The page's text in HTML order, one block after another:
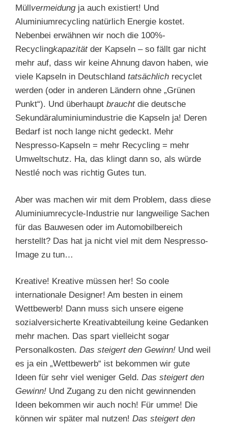
Müllvermeidungja auch existiert! Und
Aluminiumrecycling natürlich Energie kostet.
Nebenbei erwähnen wir noch die 100%-
Recyclingkapazitätder Kapseln – so fällt gar nicht
mehr auf, dass wir keine Ahnung davon haben, wie
viele Kapseln in Deutschland tatsächlich recyclet
werden (oder in anderen Ländern ohne „Grünen
Punkt“). Und überhaupt brauchtdie deutsche
Sekundäraluminiumindustrie die Kapseln ja! Deren
Bedarf ist noch lange nicht gedeckt. Mehr
Nespresso-Kapseln = mehr Recycling = mehr
Umweltschutz. Ha, das klingt dann so, als würde
Nestlé noch was richtig Gutes tun.
Aber was machen wir mit dem Problem, dass diese
Aluminiumrecycle-Industrie nur langweilige Sachen
für das Bauwesen oder im Automobilbereich
herstellt? Das hat ja nicht viel mit dem Nespresso-
Image zu tun…
Kreative! Kreative müssen her! So coole
internationale Designer! Am besten in einem
Wettbewerb! Dann muss sich unsere eigene
sozialversicherte Kreativabteilung keine Gedanken
mehr machen. Das spart vielleicht sogar
Personalkosten. Das steigert den Gewinn! Und weil
es ja ein „Wettbewerb“ ist bekommen wir gute
Ideen für sehr viel weniger Geld. Das steigert den
Gewinn! Und Zugang zu den nicht gewinnenden
Ideen bekommen wir auch noch! Für umme! Die
können wir später mal nutzen! Das steigert den